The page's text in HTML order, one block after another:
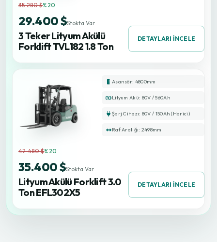
3 Teker Lityum Akülü
Forklift TVL182 1.8 Ton
35.280 $%20
29.400 $Stokta Var
DETAYLARI İNCELE
Lityum Akülü Forklift 3.0
Ton EFL302X5
42.480 $%20
35.400 $Stokta Var
DETAYLARI İNCELE
Asansör: 4800mm
Lityum Akü: 80V / 560Ah
Şarj Cihazı: 80V / 150Ah (Harici)
Raf Aralığı: 2498mm